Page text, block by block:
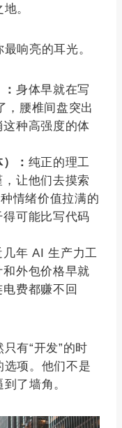
。
响亮的耳光。
身体早就在写
，腰椎间盘突出
种高强度的体
： 纯正的理工
让他们去摸索
情绪价值拉满的
可能比写代码
几年 AI 生产力工
外包价格早就
费都赚不回
有“开发”的时
项。他们不是
了墙角。